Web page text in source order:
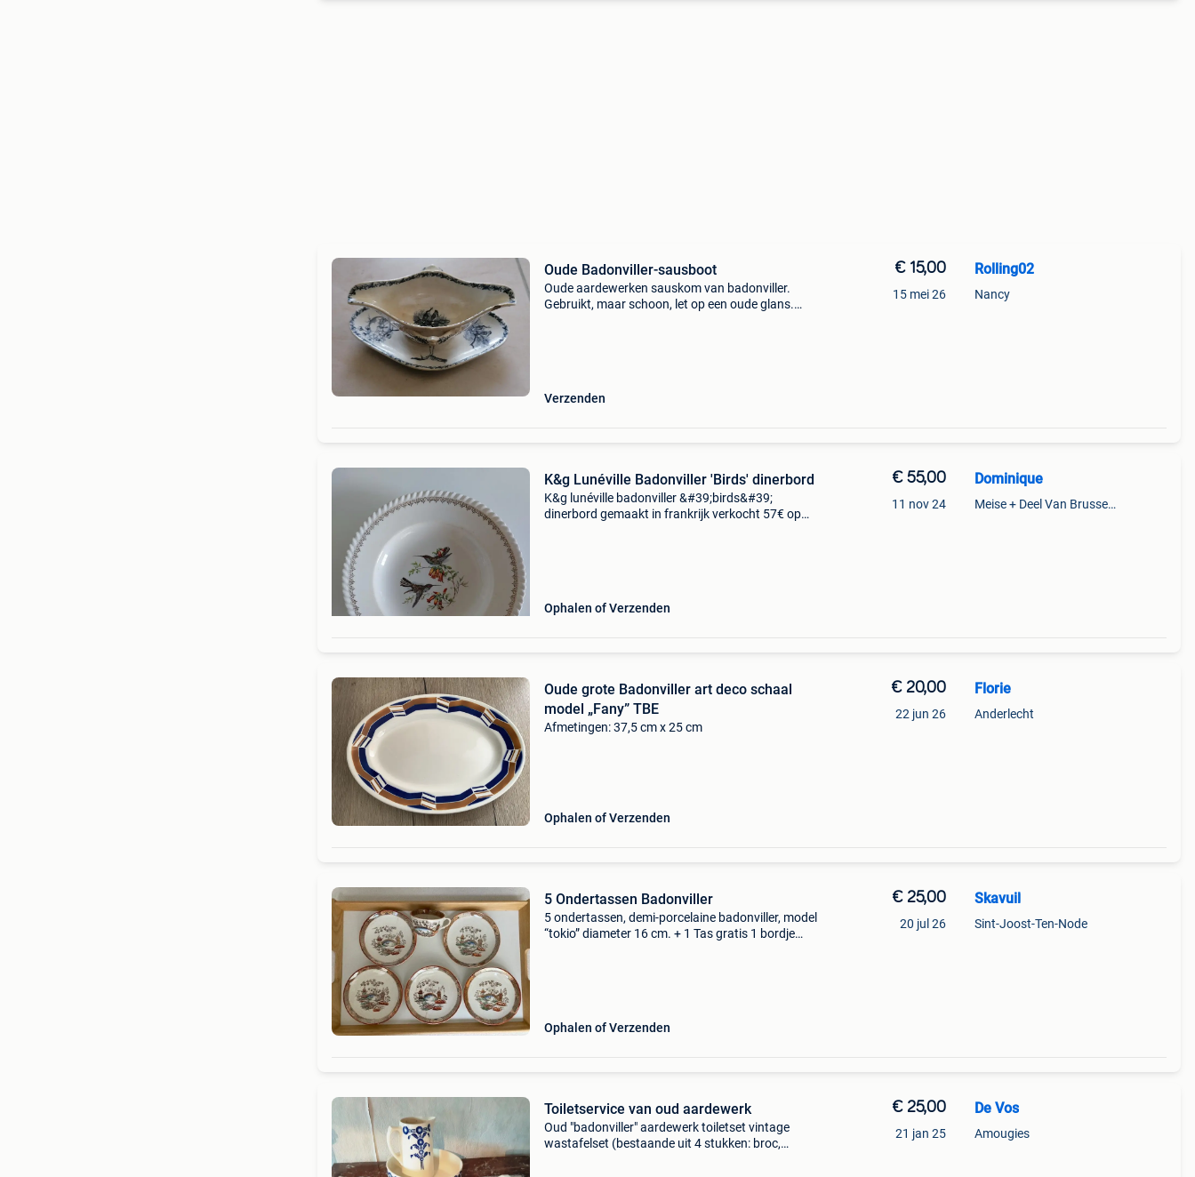
Oude Badonviller-sausboot
Oude aardewerken sauskom van badonviller.
Gebruikt, maar schoon, let op een oude glans.
Verzenden
€ 15,00
15 mei 26
Rolling02
Nancy
K&g Lunéville Badonviller 'Birds' dinerbord
K&g lunéville badonviller &#39;birds&#39;
dinerbord gemaakt in frankrijk verkocht 57€ op
Ophalen of Verzenden
€ 55,00
11 nov 24
Dominique
Meise + Deel Van Brussegem
Oude grote Badonviller art deco schaal
model „Fany” TBE
Afmetingen: 37,5 cm x 25 cm
Ophalen of Verzenden
€ 20,00
22 jun 26
Florie
Anderlecht
5 Ondertassen Badonviller
5 ondertassen, demi-porcelaine badonviller, model
“tokio” diameter 16 cm. + 1 Tas gratis 1 bordje
Ophalen of Verzenden
€ 25,00
20 jul 26
Skavuil
Sint-Joost-Ten-Node
Toiletservice van oud aardewerk
Oud "badonviller" aardewerk toiletset vintage
wastafelset (bestaande uit 4 stukken: broc,
€ 25,00
21 jan 25
De Vos
Amougies